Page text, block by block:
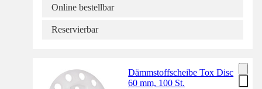
Online bestellbar
Reservierbar
Dämmstoffscheibe Tox Disc
60 mm, 100 St.